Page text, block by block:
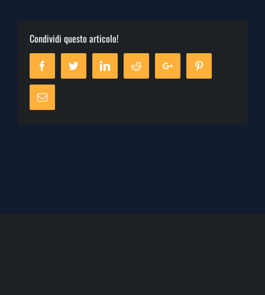
Condividi questo articolo!
FacebookTwitterLinkedinReddit Google+
Email